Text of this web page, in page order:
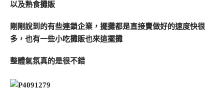
以及熟食攤販
剛剛說到的有些連鎖企業，擺攤都是直接賣做好的速度快很
多，也有一些小吃攤販也來這擺攤
整體氣氛真的是很不錯